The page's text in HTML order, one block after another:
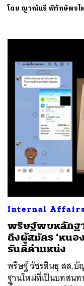
โดย ญาณ์นรี พิทักษ์พร
Internal
พริษฐ์พบหลักฐา
ถึงผู้สมัคร ‘หน
รันตีตำแหน่ง
พริษฐ์ วัชรสินธุ สส.บั
ฐานใหม่ที่เป็นบทสนท